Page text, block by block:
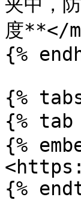
度**</
{%
{%
{%
{%
{%